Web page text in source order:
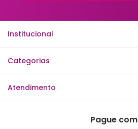
Institucional
Categorias
Atendimento
Pague com